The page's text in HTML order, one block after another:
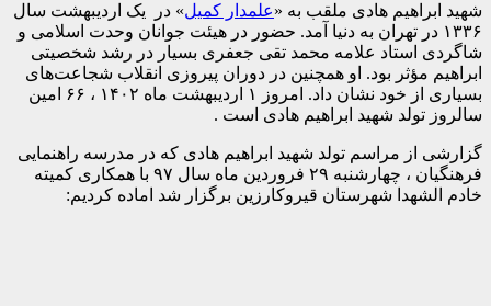
شهید ابراهیم هادی ملقب به «علمدار کمیل» در یک اردیبهشت سال
۱۳۳۶ در تهران به دنیا آمد. حضور در هیئت جوانان وحدت اسلامی و
شاگردی استاد علامه محمد تقی جعفری بسیار در رشد شخصیتی
ابراهیم مؤثر بود. او همچنین در دوران پیروزی انقلاب شجاعت‌های
بسیاری از خود نشان داد. امروز ۱ اردیبهشت ماه ۱۴۰۲ ، ۶۶ امین
سالروز تولد شهید ابراهیم هادی است .
گزارشی از مراسم تولد شهید ابراهیم هادی که در مدرسه راهنمایی
فرهنگیان ، چهارشنبه ۲۹ فروردین ماه سال ۹۷ با همکاری کمیته
خادم الشهدا شهرستان قیروکارزین برگزار شد اماده کردیم: